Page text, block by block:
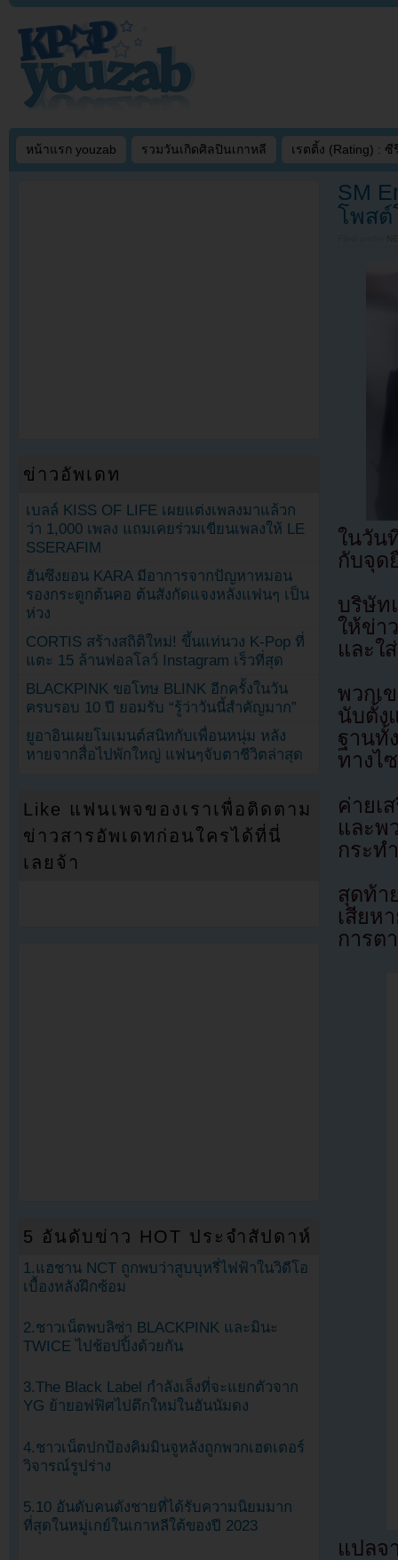
หน้าแรก youzab รวมวันเกิดศิลปินเกาหลี เรตติ้ง (Rating) : ซี
SM
โพสต์
ในวัน
กับจุด
บริษัท
ให้ข่า
และใ
พวกเ
นับตั้ง
ฐานทั้
ทางไ
ค่ายเ
และพ
กระท
สุดท้า
เสียห
การต
แปล
ข่าวอัพเดท
เบลล์ KISS OF LIFE เผยแต่งเพลงมาแล้วก
ว่า 1,000 เพลง แถมเคยร่วมเขียนเพลงให้ LE
SSERAFIM
ฮันซึงยอน KARA มีอาการจากปัญหาหมอน
รองกระดูกต้นคอ ต้นสังกัดแจงหลังแฟนๆ เป็น
ห่วง
CORTIS สร้างสถิติใหม่! ขึ้นแท่นวง K-Pop ที่
แตะ 15 ล้านฟอลโลว์ Instagram เร็วที่สุด
BLACKPINK ขอโทษ BLINK อีกครั้งในวัน
ครบรอบ 10 ปี ยอมรับ “รู้ว่าวันนี้สำคัญมาก”
ยูอาอินเผยโมเมนต์สนิทกับเพื่อนหนุ่ม หลัง
หายจากสื่อไปพักใหญ่ แฟนๆจับตาชีวิตล่าสุด
Like แฟนเพจของเราเพื่อติดตาม
ข่าวสารอัพเดทก่อนใครได้ที่นี่
เลยจ้า
5 อันดับข่าว HOT ประจำสัปดาห์
1.แฮชาน NCT ถูกพบว่าสูบบุหรี่ไฟฟ้าในวิดีโอ
เบื้องหลังฝึกซ้อม
2.ชาวเน็ตพบลิซ่า BLACKPINK และมินะ
TWICE ไปช้อปปิ้งด้วยกัน
3.The Black Label กำลังเล็งที่จะแยกตัวจาก
YG ย้ายอฟฟิศไปตึกใหม่ในฮันนัมดง
4.ชาวเน็ตปกป้องคิมมินจูหลังถูกพวกเฮดเตอร์
วิจารณ์รูปร่าง
5.10 อันดับคนดังชายที่ได้รับความนิยมมาก
ที่สุดในหมู่เกย์ในเกาหลีใต้ของปี 2023